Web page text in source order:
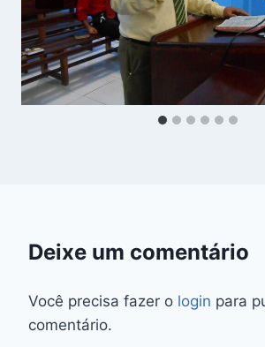
Deixe um comentário
Você precisa fazer o login para
comentário.